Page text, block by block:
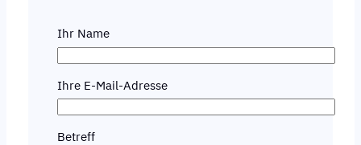
Ihr Name
Ihre E-Mail-Adresse
Betreff